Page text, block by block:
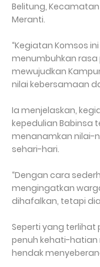
Belitung,
Meranti.
“Kegiatan Komsos
menumbuhkan
mewujudkan
nilai kebersamaan
Ia menjelaskan,
kepedulian Babinsa
menanamkan nilai-
sehari-hari.
“Dengan cara
mengingatkan
dihafalkan, tetapi
Seperti yang terlihat
penuh kehati-
hendak